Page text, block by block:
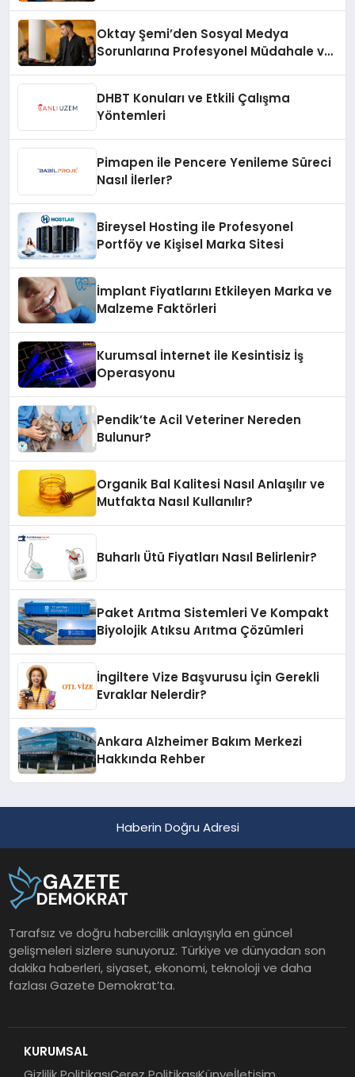
Oktay Şemi’den Sosyal Medya
Sorunlarına Profesyonel Müdahale ve
DHBT Konuları ve Etkili Çalışma
Yöntemleri
Pimapen ile Pencere Yenileme Süreci
Nasıl İlerler?
Bireysel Hosting ile Profesyonel
Portföy ve Kişisel Marka Sitesi
İmplant Fiyatlarını Etkileyen Marka ve
Malzeme Faktörleri
Kurumsal İnternet ile Kesintisiz İş
Operasyonu
Pendik’te Acil Veteriner Nereden
Bulunur?
Organik Bal Kalitesi Nasıl Anlaşılır ve
Mutfakta Nasıl Kullanılır?
Buharlı Ütü Fiyatları Nasıl Belirlenir?
Paket Arıtma Sistemleri Ve Kompakt
Biyolojik Atıksu Arıtma Çözümleri
İngiltere Vize Başvurusu İçin Gerekli
Evraklar Nelerdir?
Ankara Alzheimer Bakım Merkezi
Hakkında Rehber
Haberin Doğru Adresi
Tarafsız ve doğru habercilik anlayışıyla en güncel
gelişmeleri sizlere sunuyoruz. Türkiye ve dünyadan son
dakika haberleri, siyaset, ekonomi, teknoloji ve daha
fazlası Gazete Demokrat’ta.
KURUMSAL